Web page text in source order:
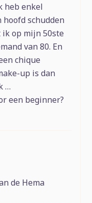
heb enkel
schudden
op mijn 50ste
van 80. En
chique
up is dan
…
een beginner?
de Hema